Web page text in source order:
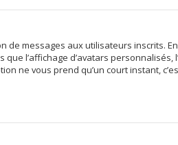
messages aux utilisateurs inscrits.
l’affichage d’avatars personnalisés,
ne vous prend qu’un court instant,